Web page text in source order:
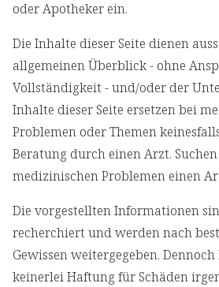
oder Apotheker ein.
Die Inhalte dieser Seite dienen
allgemeinen Überblick - ohne
Vollständigkeit - und/oder der
Inhalte dieser Seite ersetzen bei
Problemen oder Themen
Beratung durch einen Arzt. Suchen
medizinischen Problemen einen
Die vorgestellten Informationen
recherchiert und werden nach
Gewissen weitergegeben.
keinerlei Haftung für Schäden